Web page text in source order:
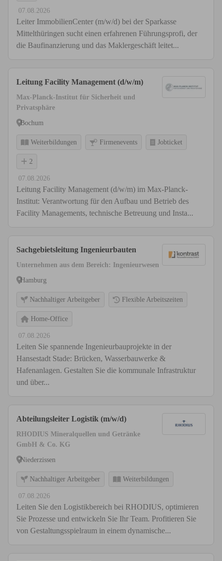
07.08.2026
Leiter ImmobilienCenter (m/w/d) bei der Sparkasse
Mittelthüringen sucht einen erfahrenen Führungsprofi, der
die Baufinanzierung und das Maklergeschäft leitet...
Leitung Facility Management (d/w/m)
Max-Planck-Institut für Sicherheit und
Privatsphäre
Bochum
Weiterbildungen Firmenevents Jobticket
2
07.08.2026
Leitung Facility Management (d/w/m) im Max-Planck-
Institut: Verantwortung für den Aufbau und Betrieb des
Facility Managements, technische Betreuung und Insta...
Sachgebietsleitung Ingenieurbauten
Unternehmen aus dem Bereich: Ingenieurwesen
Hamburg
Nachhaltiger Arbeitgeber Flexible Arbeitszeiten
Home-Office
07.08.2026
Leiten Sie spannende Ingenieurbauprojekte in der
Hansestadt Stade: Brücken, Wasserbauwerke &
Hafenanlagen. Gestalten Sie die kommunale Infrastruktur
und über...
Abteilungsleiter Logistik (m/w/d)
RHODIUS Mineralquellen und Getränke
GmbH & Co. KG
Niederzissen
Nachhaltiger Arbeitgeber Weiterbildungen
07.08.2026
Leiten Sie den Logistikbereich bei RHODIUS, optimieren
Sie Prozesse und entwickeln Sie Ihr Team. Profitieren Sie
von Gestaltungsspielraum in einem dynamische...